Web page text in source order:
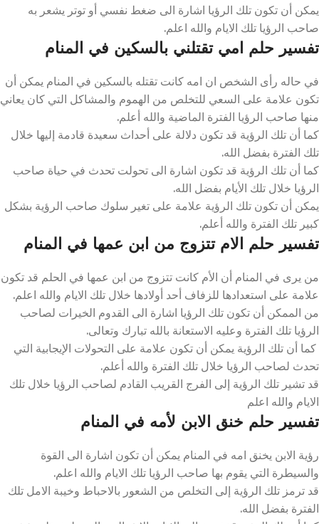
يمكن أن تكون تلك الرؤيا اشارة الى ضغط نفسي أو توتر يشعر به
صاحب الرؤيا تلك الايام والله اعلم.
تفسير حلم امي تقتلني بالسكين في المنام
في حاله رأى الشخص ان امه كانت تقتله بالسكين في المنام يمكن أن
تكون علامة على السعي للتخلص من الهموم والمشاكل التي كان يعاني
منها صاحب الرؤيا الفترة الماضية والله أعلم.
كما أن تلك الرؤية قد تكون دلالة على أحداث سعيدة قادمة إليها خلال
تلك الفترة بفضل الله.
كما أن تلك الرؤية قد تكون اشارة الى تحولت تحدث في حياة صاحب
الرؤيا خلال تلك الأيام بفضل الله.
يمكن أن تكون تلك الرؤية علامة على تغير سلوك صاحب الرؤية بشكل
كبير تلك الفترة والله أعلم.
تفسير حلم الام تتزوج من ابن عمها في المنام
من يرى في المنام أن الأم كانت تتزوج من ابن عمها في الحلم قد تكون
علامة على استعدادها للزفاف أحد أولادها خلال تلك الايام والله اعلم.
من الممكن أن تكون تلك الرؤيا اشارة الى القدوم الخيرات لصاحب
الرؤيا تلك الفترة وعليه الاستعانة بالله تبارك وتعالى.
كما أن تلك الرؤية يمكن أن تكون علامة على التحولات الإيجابية التي
تحدث لصاحب الرؤيا خلال تلك الفترة والله أعلم.
قد تشير تلك الرؤية إلى الفرج القريب القادم لصاحب الرؤيا خلال تلك
الايام والله اعلم
تفسير حلم خنق الابن لأمه في المنام
رؤية الابن يخنق امه في المنام يمكن أن تكون اشارة الى القوة
والسيطرة التي يقوم بها صاحب الرؤيا تلك الايام والله اعلم.
قد ترمز تلك الرؤية إلى التخلص من الشعور بالاحباط وخيبة الامل تلك
الفترة بفضل الله.